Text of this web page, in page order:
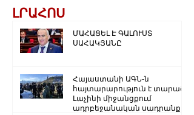
ԼՐԱՀՈՍ
ՄԱՀԱՑԵԼ Է ԳԱԼՈՒՍՏ
ՍԱՀԱԿՅԱՆԸ
Հայաստանի ԱԳՆ-ն
հայտարարություն է տարածել
Լաչինի միջանցքում
ադրբեջանական սադրանքի